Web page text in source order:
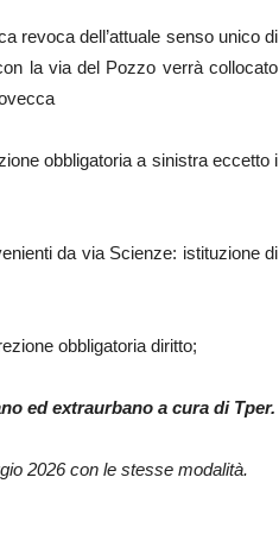
revoca dell’attuale senso unico di
la via del Pozzo verrà collocato
obbligatoria a sinistra eccetto i
da via Scienze: istituzione di
obbligatoria diritto;
ed extraurbano a cura di Tper.
2026 con le stesse modalità.